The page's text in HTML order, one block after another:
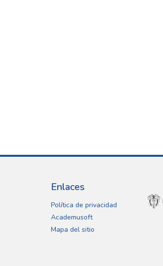
Enlaces
Política de privacidad
Academusoft
Mapa del sitio